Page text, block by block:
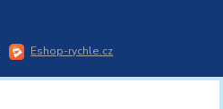
Eshop-rychle.cz